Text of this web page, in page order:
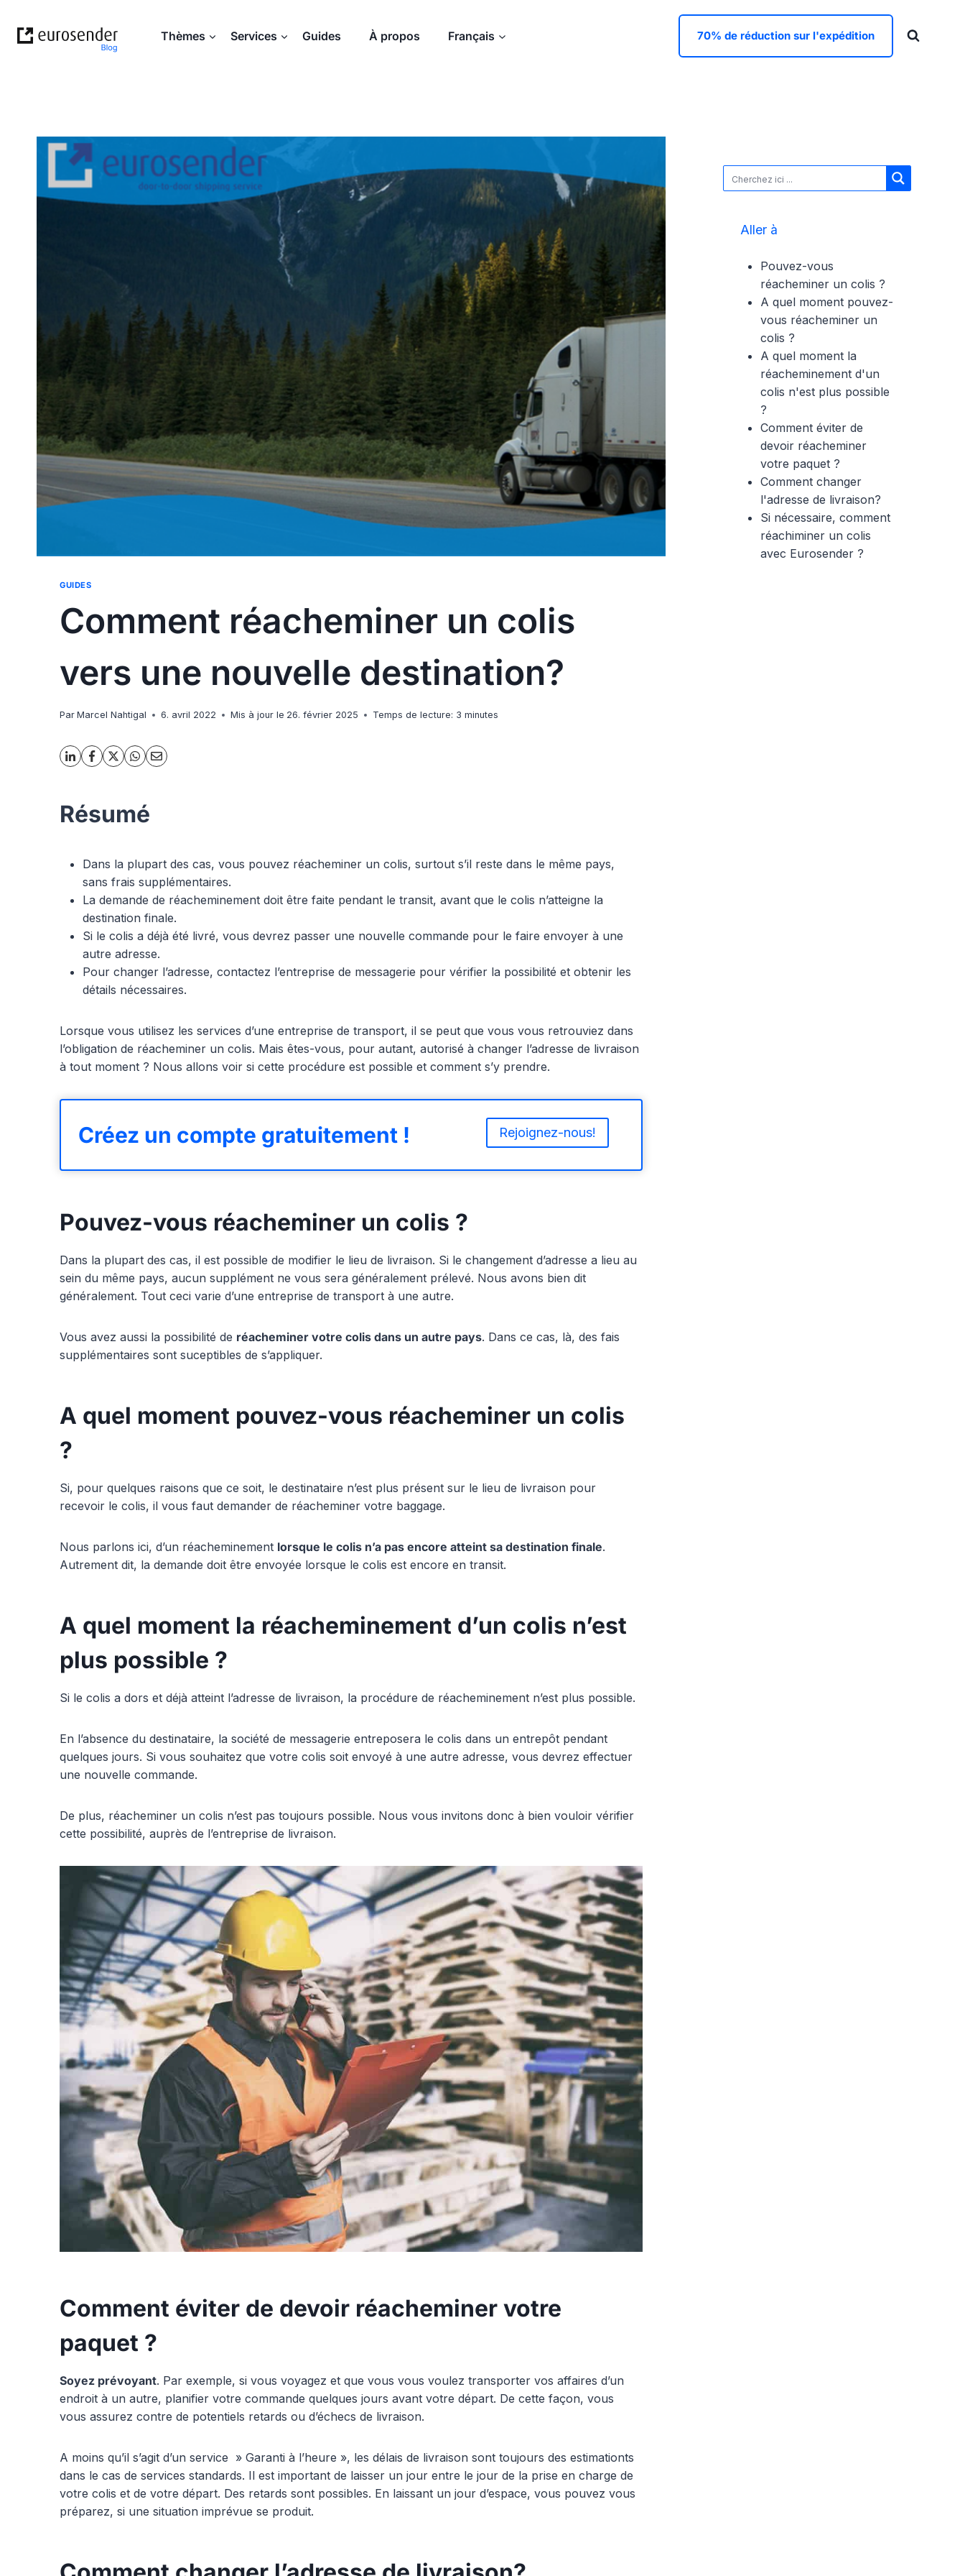
contenu
Thèmes Services Guides À propos Français 70% de réduction sur l'expédition
GUIDES
Comment réacheminer un colis
vers une nouvelle destination?
Par Marcel Nahtigal 6. avril 2022 Mis à jour le 26. février 2025 Temps de lecture: 3minutes
Résumé
Dans la plupart des cas, vous pouvez réacheminer un colis, surtout s’il reste dans le même pays,
sans frais supplémentaires.
La demande de réacheminement doit être faite pendant le transit, avant que le colis n’atteigne la
destination finale.
Si le colis a déjà été livré, vous devrez passer une nouvelle commande pour le faire envoyer à une
autre adresse.
Pour changer l’adresse, contactez l’entreprise de messagerie pour vérifier la possibilité et obtenir les
détails nécessaires.
Lorsque vous utilisez les services d’une entreprise de transport, il se peut que vous vous retrouviez dans
l’obligation de réacheminer un colis. Mais êtes-vous, pour autant, autorisé à changer l’adresse de livraison
à tout moment ? Nous allons voir si cette procédure est possible et comment s’y prendre.
Créez un compte gratuitement ! Rejoignez-nous!
Pouvez-vous réacheminer un colis ?
Dans la plupart des cas, il est possible de modifier le lieu de livraison. Si le changement d’adresse a lieu au
sein du même pays, aucun supplément ne vous sera généralement prélevé. Nous avons bien dit
généralement. Tout ceci varie d’une entreprise de transport à une autre.
Vous avez aussi la possibilité de réacheminer votre colis dans un autre pays. Dans ce cas, là, des fais
supplémentaires sont suceptibles de s’appliquer.
A quel moment pouvez-vous réacheminer un colis
?
Si, pour quelques raisons que ce soit, le destinataire n’est plus présent sur le lieu de livraison pour
recevoir le colis, il vous faut demander de réacheminer votre baggage.
Nous parlons ici, d’un réacheminement lorsque le colis n’a pas encore atteint sa destination finale.
Autrement dit, la demande doit être envoyée lorsque le colis est encore en transit.
A quel moment la réacheminement d’un colis n’est
plus possible ?
Si le colis a dors et déjà atteint l’adresse de livraison, la procédure de réacheminement n’est plus possible.
En l’absence du destinataire, la société de messagerie entreposera le colis dans un entrepôt pendant
quelques jours. Si vous souhaitez que votre colis soit envoyé à une autre adresse, vous devrez effectuer
une nouvelle commande.
De plus, réacheminer un colis n’est pas toujours possible. Nous vous invitons donc à bien vouloir vérifier
cette possibilité, auprès de l’entreprise de livraison.
Comment éviter de devoir réacheminer votre
paquet ?
Soyez prévoyant. Par exemple, si vous voyagez et que vous vous voulez transporter vos affaires d’un
endroit à un autre, planifier votre commande quelques jours avant votre départ. De cette façon, vous
vous assurez contre de potentiels retards ou d’échecs de livraison.
A moins qu’il s’agit d’un service » Garanti à l’heure », les délais de livraison sont toujours des estimationts
dans le cas de services standards. Il est important de laisser un jour entre le jour de la prise en charge de
votre colis et de votre départ. Des retards sont possibles. En laissant un jour d’espace, vous pouvez vous
préparez, si une situation imprévue se produit.
Aller à
Pouvez-vous
réacheminer un colis ?
A quel moment pouvez-
vous réacheminer un
colis ?
A quel moment la
réacheminement d'un
colis n'est plus possible
?
Comment éviter de
devoir réacheminer
votre paquet ?
Comment changer
l'adresse de livraison?
Si nécessaire, comment
réachiminer un colis
avec Eurosender ?